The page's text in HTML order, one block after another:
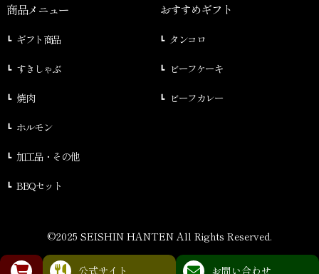
公式サイト お問い合わせ
商品メニュー
ギフト商品
すきしゃぶ
焼肉
ホルモン
加工品・その他
BBQセット
おすすめギフト
タンコロ
ビーフケーキ
ビーフカレー
©2025 SEISHIN HANTEN All Rights Reserved.